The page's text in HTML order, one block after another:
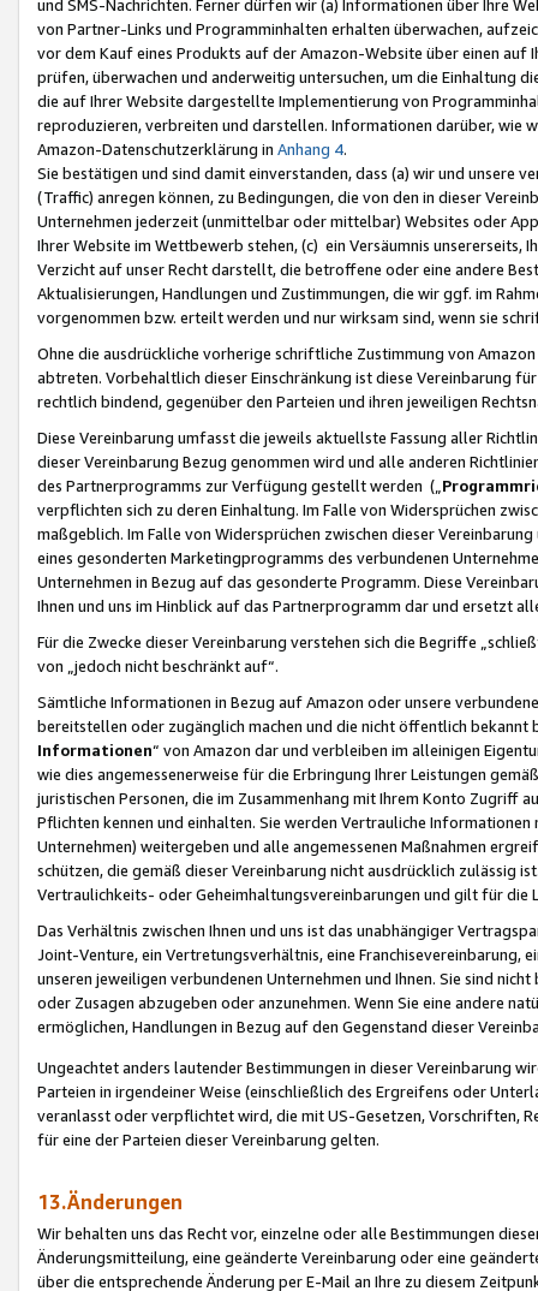
und SMS-Nachrichten. Ferner dürfen wir (a) Informationen über Ihre
von Partner-Links und Programminhalten erhalten überwachen,
vor dem Kauf eines Produkts auf der Amazon-Website über einen
prüfen, überwachen und anderweitig untersuchen, um die Einhaltung
die auf Ihrer Website dargestellte Implementierung von
reproduzieren, verbreiten und darstellen. Informationen darüber, wie
Amazon-Datenschutzerklärung in Anhang 4.
Sie bestätigen und sind damit einverstanden, dass (a) wir und
(Traffic) anregen können, zu Bedingungen, die von den in dieser
Unternehmen jederzeit (unmittelbar oder mittelbar) Websites oder
Ihrer Website im Wettbewerb stehen, (c) ein Versäumnis unsererseits,
Verzicht auf unser Recht darstellt, die betroffene oder eine andere
Aktualisierungen, Handlungen und Zustimmungen, die wir ggf. im
vorgenommen bzw. erteilt werden und nur wirksam sind, wenn sie
Ohne die ausdrückliche vorherige schriftliche Zustimmung von
abtreten. Vorbehaltlich dieser Einschränkung ist diese Vereinbarung
rechtlich bindend, gegenüber den Parteien und ihren jeweiligen
Diese Vereinbarung umfasst die jeweils aktuellste Fassung aller
dieser Vereinbarung Bezug genommen wird und alle anderen
des Partnerprogramms zur Verfügung gestellt werden („
verpflichten sich zu deren Einhaltung. Im Falle von Widersprüchen
maßgeblich. Im Falle von Widersprüchen zwischen dieser
eines gesonderten Marketingprogramms des verbundenen
Unternehmen in Bezug auf das gesonderte Programm. Diese
Ihnen und uns im Hinblick auf das Partnerprogramm dar und ersetzt
Für die Zwecke dieser Vereinbarung verstehen sich die Begriffe
von „jedoch nicht beschränkt auf“.
Sämtliche Informationen in Bezug auf Amazon oder unsere
bereitstellen oder zugänglich machen und die nicht öffentlich
Informationen“ von Amazon dar und verbleiben im alleinigen
wie dies angemessenerweise für die Erbringung Ihrer Leistungen
juristischen Personen, die im Zusammenhang mit Ihrem Konto
Pflichten kennen und einhalten. Sie werden Vertrauliche
Unternehmen) weitergeben und alle angemessenen Maßnahmen
schützen, die gemäß dieser Vereinbarung nicht ausdrücklich zulässig
Vertraulichkeits- oder Geheimhaltungsvereinbarungen und gilt für die
Das Verhältnis zwischen Ihnen und uns ist das unabhängiger
Joint-Venture, ein Vertretungsverhältnis, eine Franchisevereinbarung,
unseren jeweiligen verbundenen Unternehmen und Ihnen. Sie sind
oder Zusagen abzugeben oder anzunehmen. Wenn Sie eine andere
ermöglichen, Handlungen in Bezug auf den Gegenstand dieser
Ungeachtet anders lautender Bestimmungen in dieser Vereinbarung
Parteien in irgendeiner Weise (einschließlich des Ergreifens oder
veranlasst oder verpflichtet wird, die mit US-Gesetzen, Vorschriften,
für eine der Parteien dieser Vereinbarung gelten.
13.Änderungen
Wir behalten uns das Recht vor, einzelne oder alle Bestimmungen
Änderungsmitteilung, eine geänderte Vereinbarung oder eine
über die entsprechende Änderung per E-Mail an Ihre zu diesem